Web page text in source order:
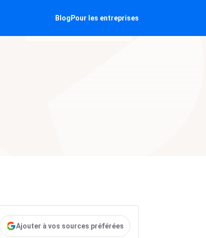
Blog Pour les entreprises
Ajouter à vos sources préférées